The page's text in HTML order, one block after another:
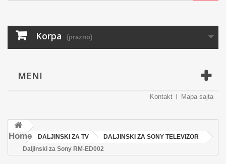
Korpa (prazno)
MENI
Kontakt Mapa sajta
Home DALJINSKI ZA TV
DALJINSKI ZA SONY TELEVIZOR
Daljinski za Sony RM-ED002